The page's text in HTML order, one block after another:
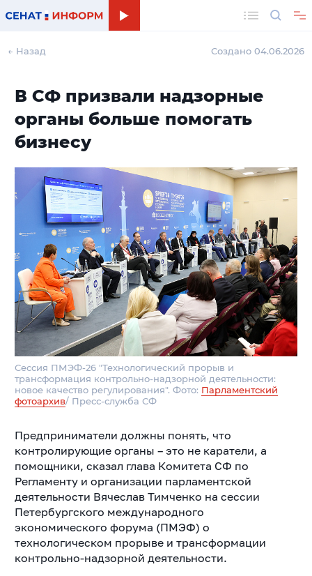
← Назад Создано 04.06.2026
В СФ призвали надзорные
органы больше помогать
бизнесу
Сессия ПМЭФ-26 "Технологический прорыв и
трансформация контрольно-надзорной деятельности:
новое качество регулирования". Фото: Парламентский
фотоархив/ Пресс-служба СФ
Предприниматели должны понять, что
контролирующие органы – это не каратели, а
помощники, сказал глава Комитета СФ по
Регламенту и организации парламентской
деятельности Вячеслав Тимченко на сессии
Петербургского международного
экономического форума (ПМЭФ) о
технологическом прорыве и трансформации
контрольно-надзорной деятельности.